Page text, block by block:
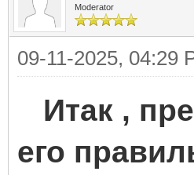
Moderator
09-11-2025, 04:29
Итак ,
его